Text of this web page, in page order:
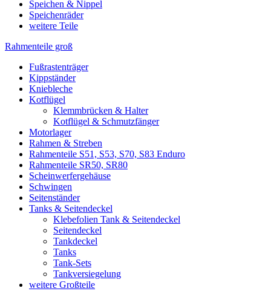
Speichen & Nippel
Speichenräder
weitere Teile
Rahmenteile groß
Fußrastenträger
Kippständer
Kniebleche
Kotflügel
Klemmbrücken & Halter
Kotflügel & Schmutzfänger
Motorlager
Rahmen & Streben
Rahmenteile S51, S53, S70, S83 Enduro
Rahmenteile SR50, SR80
Scheinwerfergehäuse
Schwingen
Seitenständer
Tanks & Seitendeckel
Klebefolien Tank & Seitendeckel
Seitendeckel
Tankdeckel
Tanks
Tank-Sets
Tankversiegelung
weitere Großteile